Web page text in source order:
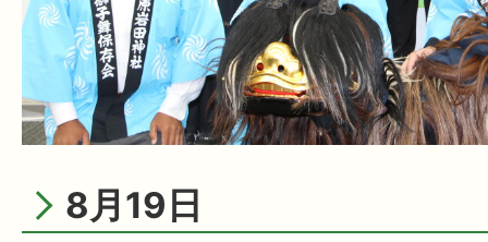
8月19日